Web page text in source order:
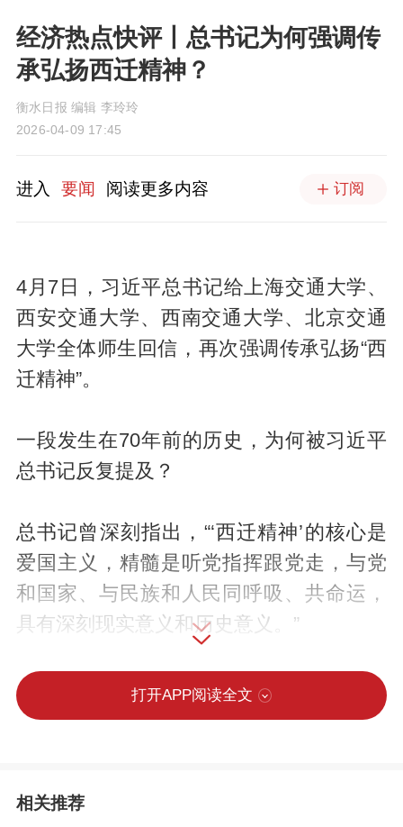
经济热点快评丨总书记为何强调传
承弘扬西迁精神？
衡水日报 编辑 李玲玲
2026-04-09 17:45
进入 要闻 阅读更多内容 订阅
4月7日，习近平总书记给上海交通大学、
西安交通大学、西南交通大学、北京交通
大学全体师生回信，再次强调传承弘扬“西
迁精神”。
一段发生在70年前的历史，为何被习近平
总书记反复提及？
总书记曾深刻指出，“‘西迁精神’的核心是
爱国主义，精髓是听党指挥跟党走，与党
和国家、与民族和人民同呼吸、共命运，
具有深刻现实意义和历史意义。”
把时间拉回上世纪50年代，当时，新中国
百废待兴，工业根基薄弱。在国家号召
扎根。虽然条件更艰苦、生活更不便，但
打开APP阅读全文
相关推荐